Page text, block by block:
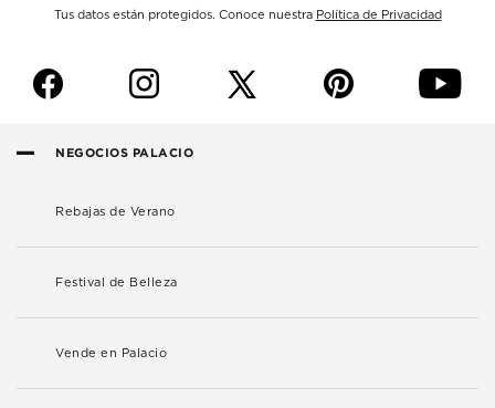
Tus datos están protegidos. Conoce nuestra Política de Privacidad
f i p y
NEGOCIOS PALACIO
Rebajas de Verano
Festival de Belleza
Vende en Palacio